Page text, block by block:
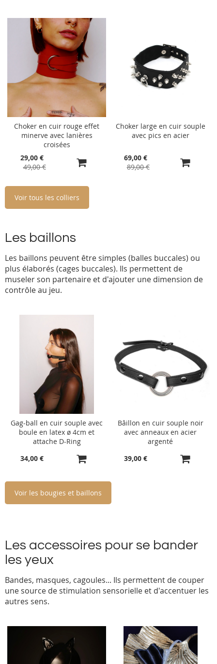
Choker en cuir rouge effet
minerve avec lanières
croisées
Prix
Spécial
29,00 €
49,00 €
Choker large en cuir souple
avec pics en acier
Prix
Spécial
69,00 €
89,00 €
Voir tous les colliers
Les baillons
Les baillons peuvent être simples (balles buccales) ou
plus élaborés (cages buccales). Ils permettent de
museler son partenaire et d'ajouter une dimension de
contrôle au jeu.
Gag-ball en cuir souple avec
boule en latex ø 4cm et
attache D-Ring
34,00 €
Bâillon en cuir souple noir
avec anneaux en acier
argenté
39,00 €
Voir les bougies et baillons
Les accessoires pour se bander
les yeux
Bandes, masques, cagoules... Ils permettent de couper
une source de stimulation sensorielle et d'accentuer les
autres sens.